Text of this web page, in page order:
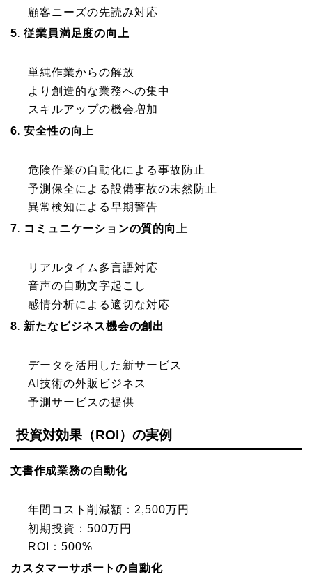
顧客ニーズの先読み対応
5. 従業員満足度の向上
単純作業からの解放
より創造的な業務への集中
スキルアップの機会増加
6. 安全性の向上
危険作業の自動化による事故防止
予測保全による設備事故の未然防止
異常検知による早期警告
7. コミュニケーションの質的向上
リアルタイム多言語対応
音声の自動文字起こし
感情分析による適切な対応
8. 新たなビジネス機会の創出
データを活用した新サービス
AI技術の外販ビジネス
予測サービスの提供
投資対効果（ROI）の実例
文書作成業務の自動化
年間コスト削減額：2,500万円
初期投資：500万円
ROI：500%
カスタマーサポートの自動化